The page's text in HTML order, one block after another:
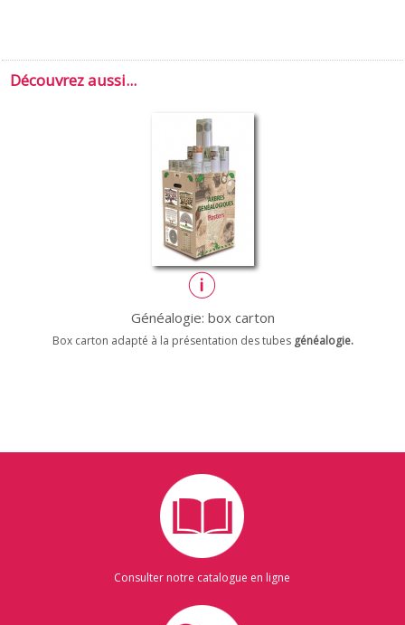
Découvrez aussi...
Généalogie: box carton
Box carton adapté à la présentation des tubes généalogie.
Consulter notre catalogue en ligne